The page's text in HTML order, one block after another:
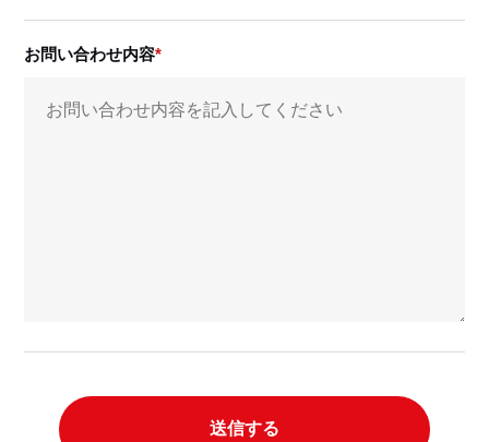
お問い合わせ内容